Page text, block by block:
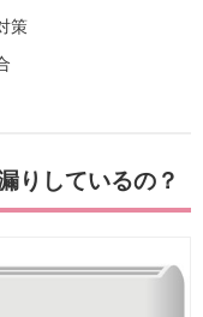
策
りしているの？